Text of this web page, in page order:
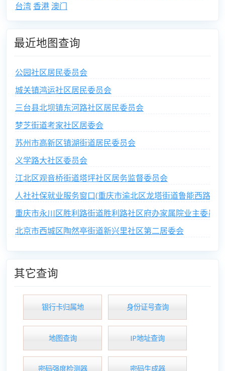
台湾 香港 澳门
最近地图查询
公园社区居民委员会
城关镇鸿运社区居民委员会
三台县北坝镇东河路社区居民委员会
梦芝街道考家社区居委会
苏州市高新区镇湖街道居民委员会
义学路大社区委员会
江北区观音桥街道塔坪社区居务监督委员会
人社社保就业服务窗口(重庆市渝北区龙塔街道鲁能西路社
重庆市永川区胜利路街道胜利路社区府办家属院业主委员会
北京市西城区陶然亭街道新兴里社区第二居委会
其它查询
银行卡归属地 身份证号查询
地图查询 IP地址查询
密码强度检测器 密码生成器